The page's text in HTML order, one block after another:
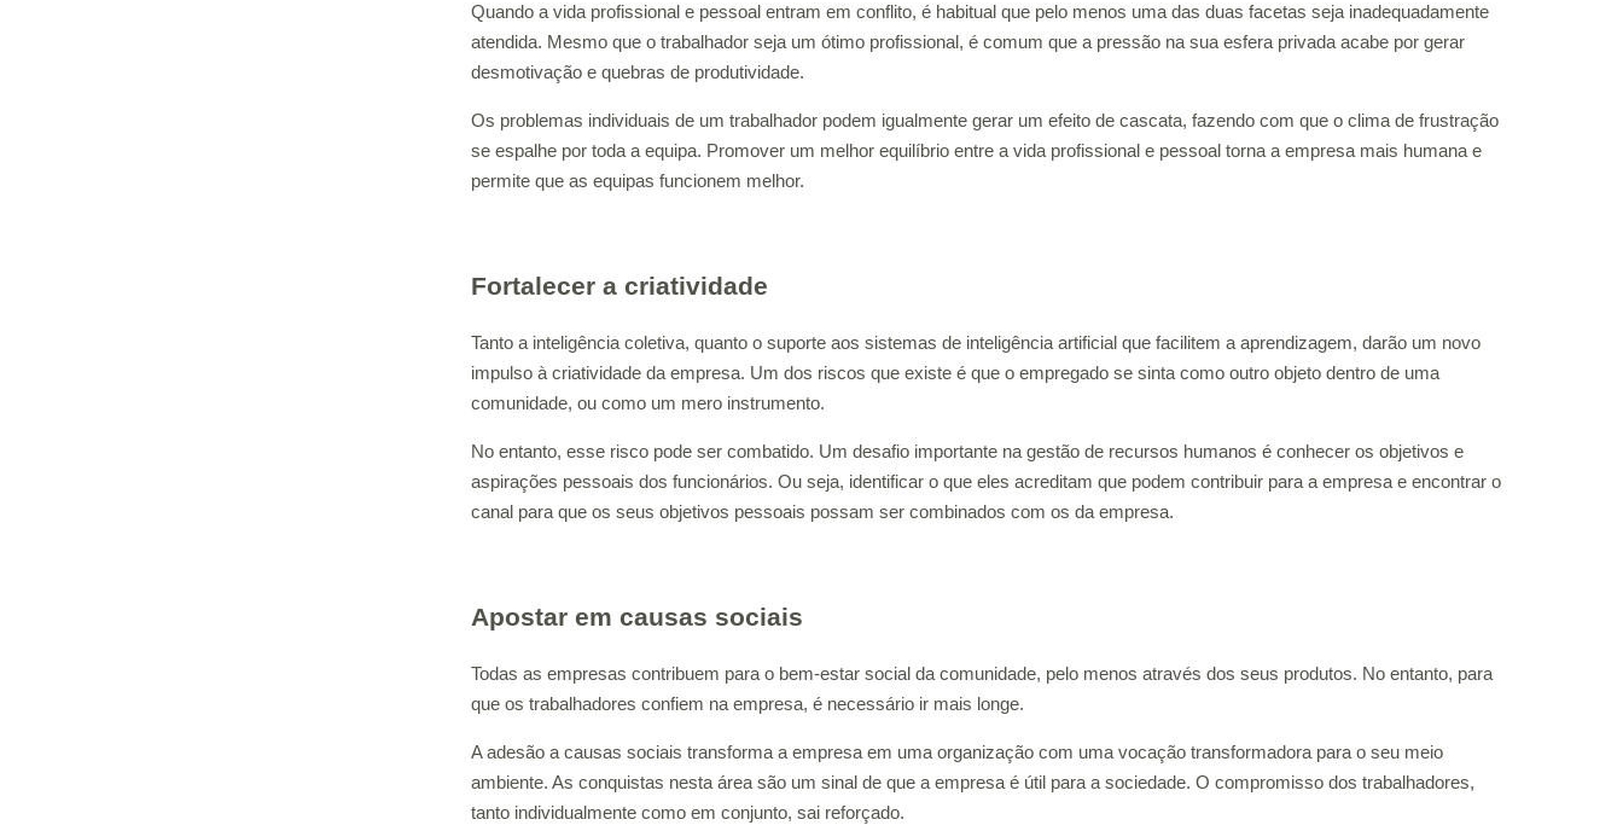
Quando a vida profissional e pessoal entram em conflito, é habitual que pelo menos uma das duas facetas seja inadequadamente
atendida. Mesmo que o trabalhador seja um ótimo profissional, é comum que a pressão na sua esfera privada acabe por gerar
desmotivação e quebras de produtividade.
Os problemas individuais de um trabalhador podem igualmente gerar um efeito de cascata, fazendo com que o clima de frustração
se espalhe por toda a equipa. Promover um melhor equilíbrio entre a vida profissional e pessoal torna a empresa mais humana e
permite que as equipas funcionem melhor.
Fortalecer a criatividade
Tanto a inteligência coletiva, quanto o suporte aos sistemas de inteligência artificial que facilitem a aprendizagem, darão um novo
impulso à criatividade da empresa. Um dos riscos que existe é que o empregado se sinta como outro objeto dentro de uma
comunidade, ou como um mero instrumento.
No entanto, esse risco pode ser combatido. Um desafio importante na gestão de recursos humanos é conhecer os objetivos e
aspirações pessoais dos funcionários. Ou seja, identificar o que eles acreditam que podem contribuir para a empresa e encontrar o
canal para que os seus objetivos pessoais possam ser combinados com os da empresa.
Apostar em causas sociais
Todas as empresas contribuem para o bem-estar social da comunidade, pelo menos através dos seus produtos. No entanto, para
que os trabalhadores confiem na empresa, é necessário ir mais longe.
A adesão a causas sociais transforma a empresa em uma organização com uma vocação transformadora para o seu meio
ambiente. As conquistas nesta área são um sinal de que a empresa é útil para a sociedade. O compromisso dos trabalhadores,
tanto individualmente como em conjunto, sai reforçado.